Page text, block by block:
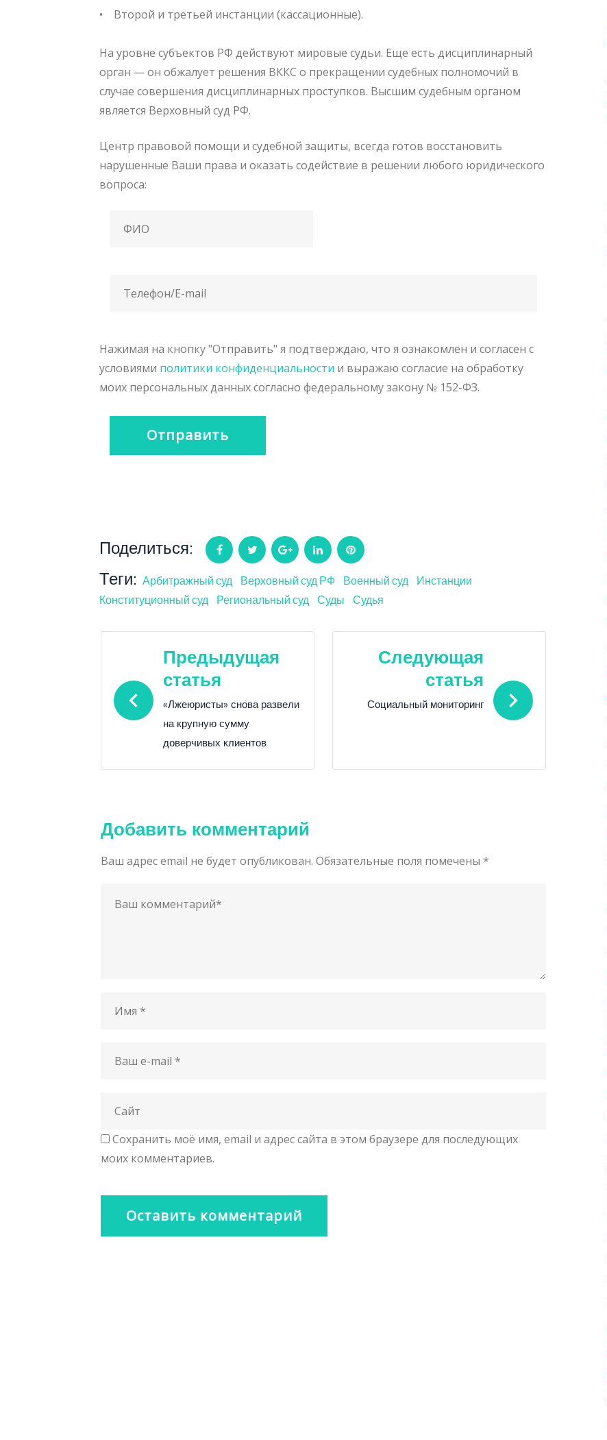
• Второй и третьей инстанции (кассационные).
На уровне субъектов РФ действуют мировые судьи. Еще есть дисциплинарный
орган — он обжалует решения ВККС о прекращении судебных полномочий в
случае совершения дисциплинарных проступков. Высшим судебным органом
является Верховный суд РФ.
Центр правовой помощи и судебной защиты, всегда готов восстановить
нарушенные Ваши права и оказать содействие в решении любого юридического
вопроса:
Нажимая на кнопку "Отправить" я подтверждаю, что я ознакомлен и согласен с
условиями политики конфиденциальности и выражаю согласие на обработку
моих персональных данных согласно федеральному закону № 152-ФЗ.
Поделиться: Facebook Twitter Google+ LinkedIn Pinterest
Теги: Арбитражный суд Верховный суд РФ Военный суд
Инстанции
Конституционный суд
Региональный суд Суды Судья
Навигация
по
записям
Предыдущая
статья
«Лжеюристы» снова развели
на крупную сумму
доверчивых клиентов
Следующая
статья
Социальный мониторинг
Добавить комментарий
Ваш адрес email не будет опубликован. Обязательные поля помечены *
Сохранить моё имя, email и адрес сайта в этом браузере для последующих
моих комментариев.